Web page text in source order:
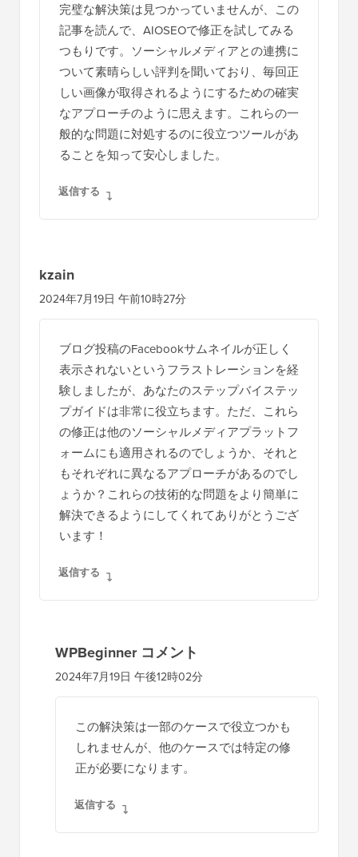
完璧な解決策は見つかっていませんが、この
記事を読んで、AIOSEOで修正を試してみる
つもりです。ソーシャルメディアとの連携に
ついて素晴らしい評判を聞いており、毎回正
しい画像が取得されるようにするための確実
なアプローチのように思えます。これらの一
般的な問題に対処するのに役立つツールがあ
ることを知って安心しました。
返信する
kzain
2024年7月19日 午前10時27分
ブログ投稿のFacebookサムネイルが正しく
表示されないというフラストレーションを経
験しましたが、あなたのステップバイステッ
プガイドは非常に役立ちます。ただ、これら
の修正は他のソーシャルメディアプラットフ
ォームにも適用されるのでしょうか、それと
もそれぞれに異なるアプローチがあるのでし
ょうか？これらの技術的な問題をより簡単に
解決できるようにしてくれてありがとうござ
います！
返信する
WPBeginner コメント
2024年7月19日 午後12時02分
この解決策は一部のケースで役立つかも
しれませんが、他のケースでは特定の修
正が必要になります。
返信する